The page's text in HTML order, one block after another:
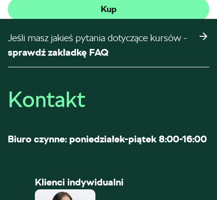
Kup
Jeśli masz jakieś pytania dotyczące kursów -
sprawdź zakładkę FAQ
Kontakt
Biuro czynne: poniedziałek-piątek 8:00-16:00
Klienci indywidualni